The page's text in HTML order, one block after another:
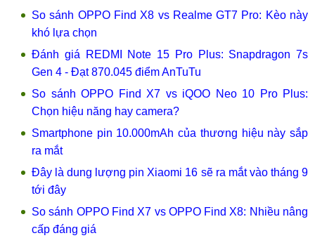
So sánh OPPO Find X8 vs Realme GT7 Pro: Kèo này
khó lựa chọn
Đánh giá REDMI Note 15 Pro Plus: Snapdragon 7s
Gen 4 - Đạt 870.045 điểm AnTuTu
So sánh OPPO Find X7 vs iQOO Neo 10 Pro Plus:
Chọn hiệu năng hay camera?
Smartphone pin 10.000mAh của thương hiệu này sắp
ra mắt
Đây là dung lượng pin Xiaomi 16 sẽ ra mắt vào tháng 9
tới đây
So sánh OPPO Find X7 vs OPPO Find X8: Nhiều nâng
cấp đáng giá